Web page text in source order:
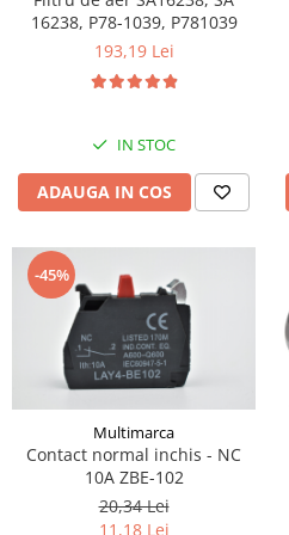
Piese motor
Alternatoare
Electromotoare
Pompa de apa
Radiator racire ulei hidraulic
Radiator apa
Bobina de oprire
Bobina de acceleratie
Curea alternator - transmisie
Curea distributie
Esapament
Busoane - dopuri
Ventilatoare
Pompa de ulei
Termostat
Piese Parker
Piese Hyundai
Piese Terex
Piese Linde
Piese Multitel
Piese Dieci
Piese Massey Ferguson
Piese Steyr
Piese Landini
Piese New Holland
Piese Takeuchi
Piese Kobelco
Piese Jungheinrich
16238, P78-1039, P781039
193,19 Lei
IN STOC
ADAUGA IN COS
-45%
Multimarca
Contact normal inchis - NC
10A ZBE-102
20,34 Lei
11,18 Lei